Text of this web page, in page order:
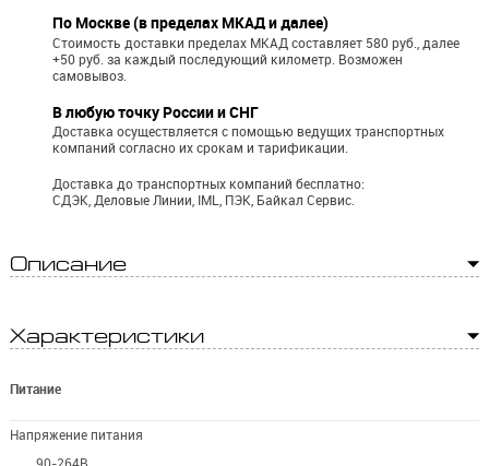
По Москве (в пределах МКАД и далее)
Стоимость доставки пределах МКАД составляет 580 руб., далее
+50 руб. за каждый последующий километр. Возможен
самовывоз.
В любую точку России и СНГ
Доставка осуществляется с помощью ведущих транспортных
компаний согласно их срокам и тарификации.
Доставка до транспортных компаний бесплатно:
СДЭК, Деловые Линии, IML, ПЭК, Байкал Сервис.
Описание
Характеристики
Питание
Напряжение питания
90-264В